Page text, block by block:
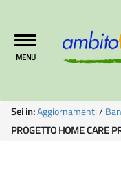
Toggle
navigation
MENU
Sei in:Aggiornamenti/
PROGETTO HOME CARE